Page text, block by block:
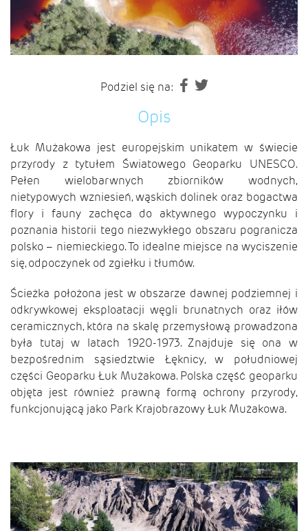
Podziel się na:
Opis
Łuk Mużakowa jest europejskim unikatem w świecie
przyrody z tytułem Światowego Geoparku UNESCO.
Pełen wielobarwnych zbiorników wodnych,
nietypowych wzniesień, wąskich dolinek oraz bogactwa
flory i fauny zachęca do aktywnego wypoczynku i
poznania historii tego niezwykłego obszaru pogranicza
polsko – niemieckiego. To idealne miejsce na wyciszenie
się, odpoczynek od zgiełku i tłumów.
Ścieżka położona jest w obszarze dawnej podziemnej i
odkrywkowej eksploatacji węgli brunatnych oraz iłów
ceramicznych, która na skalę przemysłową prowadzona
była tutaj w latach 1920-1973. Znajduje się ona w
bezpośrednim sąsiedztwie Łęknicy, w południowej
części Geoparku Łuk Mużakowa. Polska część geoparku
objęta jest również prawną formą ochrony przyrody,
funkcjonującą jako Park Krajobrazowy Łuk Mużakowa.